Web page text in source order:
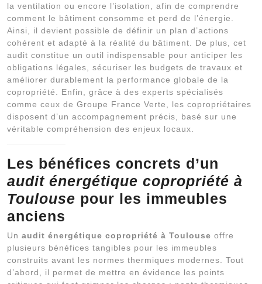
la ventilation ou encore l’isolation, afin de comprendre
comment le bâtiment consomme et perd de l’énergie.
Ainsi, il devient possible de définir un plan d’actions
cohérent et adapté à la réalité du bâtiment. De plus, cet
audit constitue un outil indispensable pour anticiper les
obligations légales, sécuriser les budgets de travaux et
améliorer durablement la performance globale de la
copropriété. Enfin, grâce à des experts spécialisés
comme ceux de Groupe France Verte, les copropriétaires
disposent d’un accompagnement précis, basé sur une
véritable compréhension des enjeux locaux.
Les bénéfices concrets d’un
audit énergétique copropriété à
Toulouse pour les immeubles
anciens
Un audit énergétique copropriété à Toulouse offre
plusieurs bénéfices tangibles pour les immeubles
construits avant les normes thermiques modernes. Tout
d’abord, il permet de mettre en évidence les points